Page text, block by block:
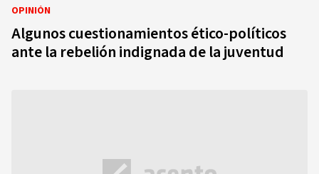
OPINIÓN
Algunos cuestionamientos ético-políticos
ante la rebelión indignada de la juventud